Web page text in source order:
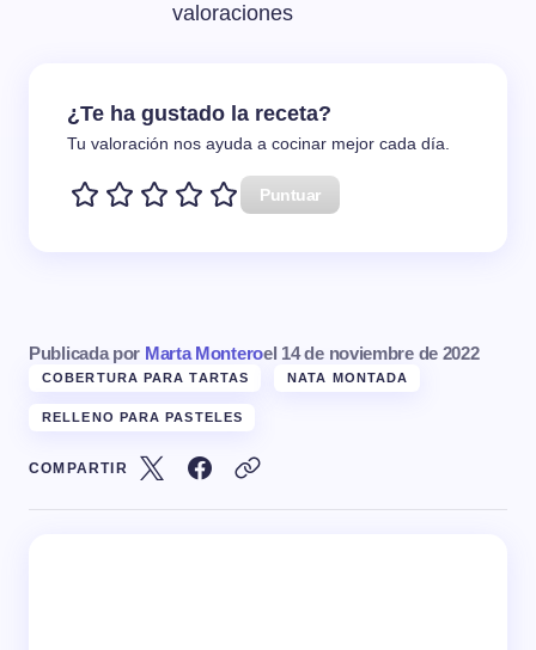
valoraciones
¿Te ha gustado la receta?
Tu valoración nos ayuda a cocinar mejor cada día.
Puntuar
Publicada por Marta Monteroel 14 de noviembre de 2022
COBERTURA PARA TARTAS NATA MONTADA
RELLENO PARA PASTELES
COMPARTIR